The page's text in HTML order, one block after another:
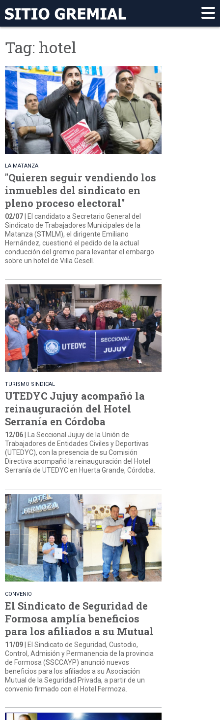
Tag: hotel
LA MATANZA
"Quieren seguir vendiendo los
inmuebles del sindicato en
pleno proceso electoral"
02/07 | El candidato a Secretario General del
Sindicato de Trabajadores Municipales de la
Matanza (STMLM), el dirigente Emiliano
Hernández, cuestionó el pedido de la actual
conducción del gremio para levantar el embargo
sobre un hotel de Villa Gesell.
TURISMO SINDICAL
UTEDYC Jujuy acompañó la
reinauguración del Hotel
Serranía en Córdoba
12/06 | La Seccional Jujuy de la Unión de
Trabajadores de Entidades Civiles y Deportivas
(UTEDYC), con la presencia de su Comisión
Directiva acompañó la reinauguración del Hotel
Serranía de UTEDYC en Huerta Grande, Córdoba.
CONVENIO
El Sindicato de Seguridad de
Formosa amplía beneficios
para los afiliados a su Mutual
11/09| El Sindicato de Seguridad, Custodio,
Control, Admisión y Permanencia de la provincia
de Formosa (SSCCAYP) anunció nuevos
beneficios para los afiliados a su Asociación
Mutual de la Seguridad Privada, a partir de un
convenio firmado con el Hotel Fermoza.